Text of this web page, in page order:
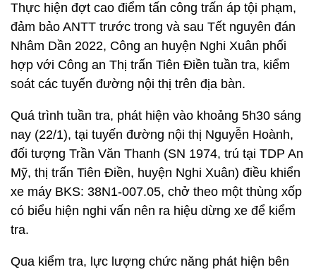
Thực hiện đợt cao điểm tấn công trấn áp tội phạm,
đảm bảo ANTT trước trong và sau Tết nguyên đán
Nhâm Dần 2022, Công an huyện Nghi Xuân phối
hợp với Công an Thị trấn Tiên Điền tuần tra, kiểm
soát các tuyến đường nội thị trên địa bàn.
Quá trình tuần tra, phát hiện vào khoảng 5h30 sáng
nay (22/1), tại tuyến đường nội thị Nguyễn Hoành,
đối tượng Trần Văn Thanh (SN 1974, trú tại TDP An
Mỹ, thị trấn Tiên Điền, huyện Nghi Xuân) điều khiển
xe máy BKS: 38N1-007.05, chở theo một thùng xốp
có biểu hiện nghi vấn nên ra hiệu dừng xe để kiểm
tra.
Qua kiểm tra, lực lượng chức năng phát hiện bên